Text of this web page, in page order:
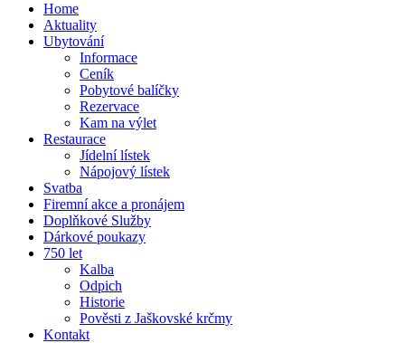
Home
Aktuality
Ubytování
Informace
Ceník
Pobytové balíčky
Rezervace
Kam na výlet
Restaurace
Jídelní lístek
Nápojový lístek
Svatba
Firemní akce a pronájem
Doplňkové Služby
Dárkové poukazy
750 let
Kalba
Odpich
Historie
Pověsti z Jaškovské krčmy
Kontakt